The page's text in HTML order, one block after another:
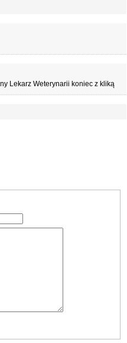
Lekarz Weterynarii koniec z kliką